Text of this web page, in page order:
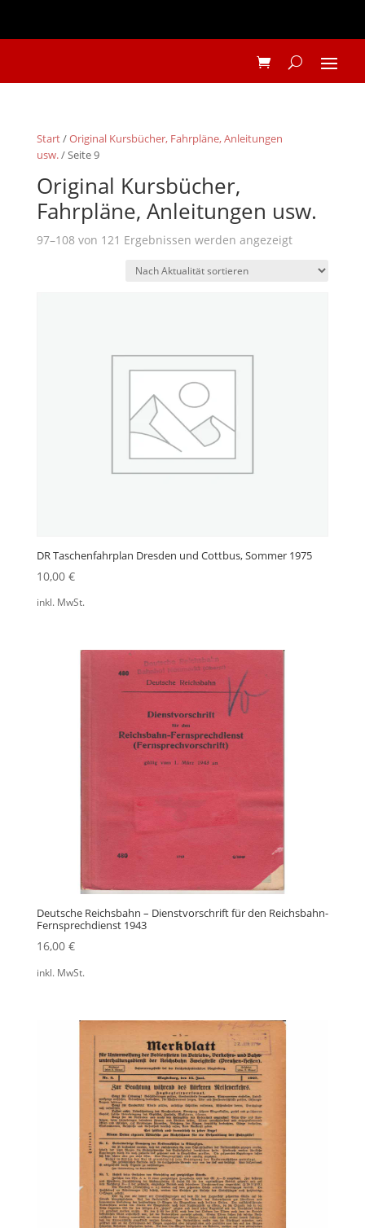
Start/Original Kursbücher, Fahrpläne, Anleitungen
usw./ Seite 9
Original Kursbücher,
Fahrpläne, Anleitungen usw.
97–108 von 121 Ergebnissen werden angezeigtNach
sortiert
DR Taschenfahrplan Dresden und Cottbus, Sommer 1975
10,00 €
inkl. MwSt.
Deutsche Reichsbahn – Dienstvorschrift für den Reichsbahn-
Fernsprechdienst 1943
16,00 €
inkl. MwSt.